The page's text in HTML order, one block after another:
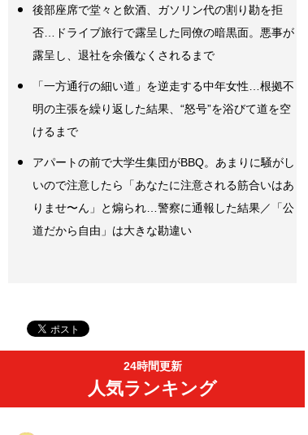
後部座席で堂々と飲酒、ガソリン代の割り勘を拒
否…ドライブ旅行で露呈した同僚の暗黒面。悪事が
露呈し、退社を余儀なくされるまで
「一方通行の細い道」を逆走する中年女性…根拠不
明の主張を繰り返した結果、“怒号”を浴びて道を空
けるまで
アパートの前で大学生集団がBBQ。あまりに騒がし
いので注意したら「あなたに注意される筋合いはあ
りませ〜ん」と煽られ…警察に通報した結果／「公
道だから自由」は大きな勘違い
24時間更新
人気ランキング